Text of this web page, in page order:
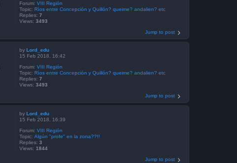
Forum: VIII Región
Topic: Ríos entre Concepción y Quillón? queime? andalien? etc
Replies: 7
Views: 3493
Jump to post
by Lord_edu
15 Feb 2018, 16:42
Forum: VIII Región
Topic: Ríos entre Concepción y Quillón? queime? andalien? etc
Replies: 7
Views: 3493
Jump to post
by Lord_edu
15 Feb 2018, 16:39
Forum: VIII Región
Topic: Algún "profe" en la zona??!!
Replies: 3
Views: 1844
Jump to post